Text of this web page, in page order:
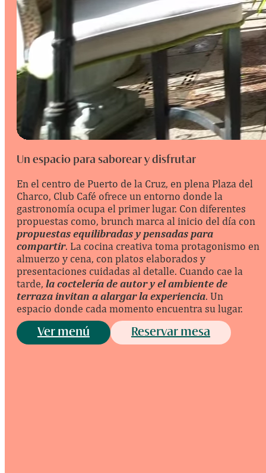
Un espacio para saborear y disfrutar
En el centro de Puerto de la Cruz, en plena Plaza del
Charco, Club Café ofrece un entorno donde la
gastronomía ocupa el primer lugar. Con diferentes
propuestas como, brunch marca al inicio del día con
propuestas equilibradas y pensadas para
compartir. La cocina creativa toma protagonismo en
almuerzo y cena, con platos elaborados y
presentaciones cuidadas al detalle. Cuando cae la
tarde, la coctelería de autor y el ambiente de
terraza invitan a alargar la experiencia. Un
espacio donde cada momento encuentra su lugar.
Ver menú Reservar mesa